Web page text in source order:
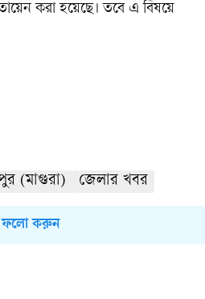
করা হয়েছে। তবে এ বিষয়ে
(মাগুরা) জেলার খবর
ফলো করুন